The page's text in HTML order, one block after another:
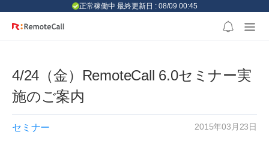
正常稼働中 最終更新日 : 08/09 00:45
4/24（金）RemoteCall 6.0セミナー実
施のご案内
セミナー 2015年03月23日